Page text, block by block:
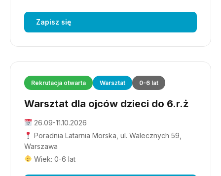
Zapisz się
Rekrutacja otwarta Warsztat 0-6 lat
Warsztat dla ojców dzieci do 6.r.ż
26.09-11.10.2026
Poradnia Latarnia Morska, ul. Walecznych 59,
Warszawa
Wiek: 0-6 lat